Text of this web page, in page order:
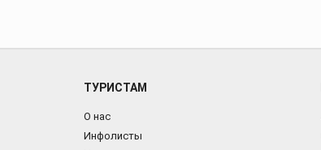
ТУРИСТАМ
О нас
Инфолисты